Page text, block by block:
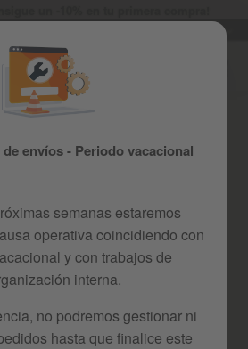
envíos - Periodo vacacional
semanas estaremos
operativa coincidiendo con
y con trabajos de
interna.
no podremos gestionar ni
hasta que finalice este
Idioma
PLAYKIN
REBAJAS